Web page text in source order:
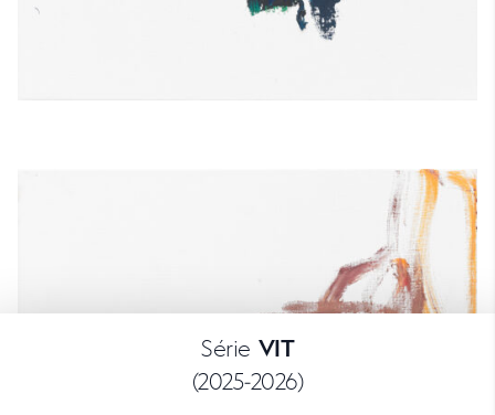
Série VIT
(2025-2026)